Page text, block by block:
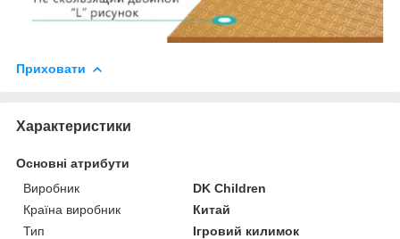
Приховати
Характеристики
Основні атрибути
Виробник
DK Children
Країна виробник
Китай
Тип
Ігровий килимок